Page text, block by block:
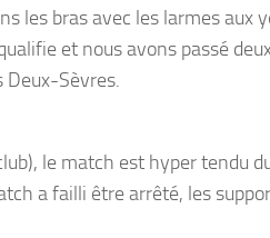
les bras avec les larmes aux
et nous avons passé
Deux-Sèvres.
le match est hyper tendu
a failli être arrêté, les